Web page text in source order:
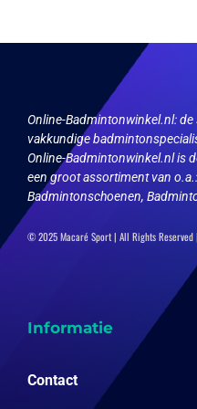
worden
productpagina
Online-Badmintonwinkel.nl:de
vakkundige
Online-Badmintonwinkel.nl is
een groot assortiment van o.a.:
Badmintonschoenen,
© 2025 Macaré Sport | All Rights Reserved
Informatie
Contact